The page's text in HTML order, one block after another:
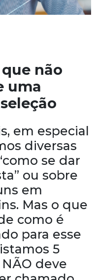
não
uma
em especial
diversas
se dar
ou sobre
em
Mas o que
como é
para esse
5
deve